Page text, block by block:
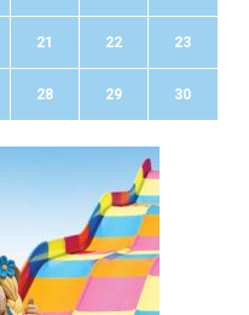
21 22 23
28 29 30